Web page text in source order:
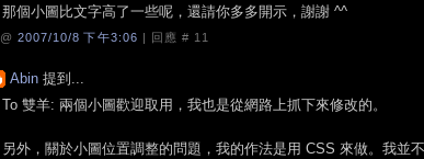
那個小圖比文字高了一些呢，還請你多多開示，謝謝 ^^
@ 2007/10/8 下午3:06 | 回應 # 11
Abin 提到...
To 雙羊: 兩個小圖歡迎取用，我也是從網路上抓下來修改的。
另外，關於小圖位置調整的問題，我的作法是用 CSS 來做。我並